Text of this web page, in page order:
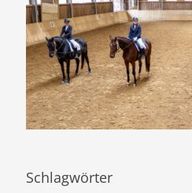
Schlagwörter